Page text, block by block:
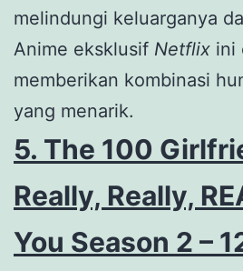
melindungi keluarganya
Anime eksklusif Netflix ini
memberikan kombinasi
yang menarik.
5. The 100
Really, Really,
You Season 2 –